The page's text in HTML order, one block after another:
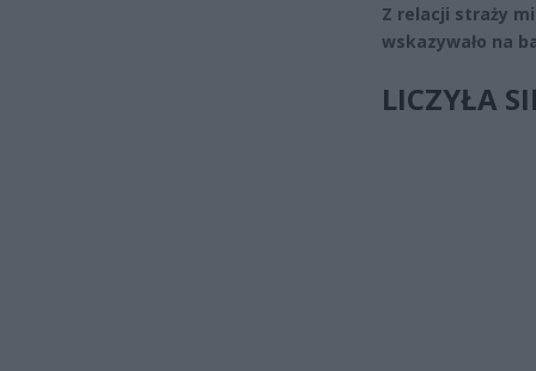
Z relacji straży
wskazywało na
LICZYŁA